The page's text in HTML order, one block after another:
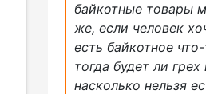
байкотные товары
же, если человек
есть байкотное
тогда будет ли грех
насколько нельзя